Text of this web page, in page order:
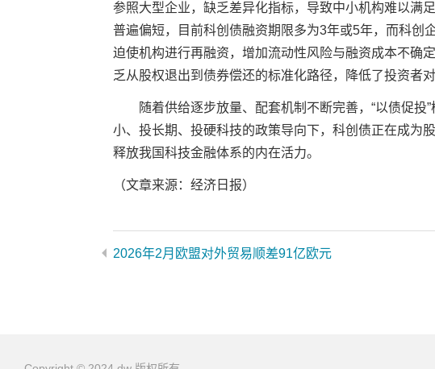
参照大型企业，缺乏差异化指标，导致中小机构难以满
普遍偏短，目前科创债融资期限多为3年或5年，而科创
迫使机构进行再融资，增加流动性风险与融资成本不确
乏从股权退出到债券偿还的标准化路径，降低了投资者
随着供给逐步放量、配套机制不断完善，“以债促投”
小、投长期、投硬科技的政策导向下，科创债正在成为
释放我国科技金融体系的内在活力。
（文章来源：经济日报）
2026年2月欧盟对外贸易顺差91亿欧元